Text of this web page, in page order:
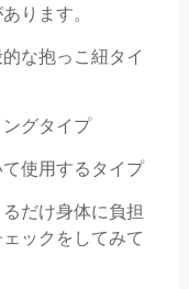
ります。
な抱っこ紐タイ
グタイプ
使用するタイプ
だけ身体に負担
ックをしてみて